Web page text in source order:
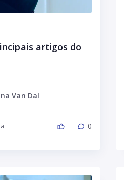
artigos do
Van Dal
0